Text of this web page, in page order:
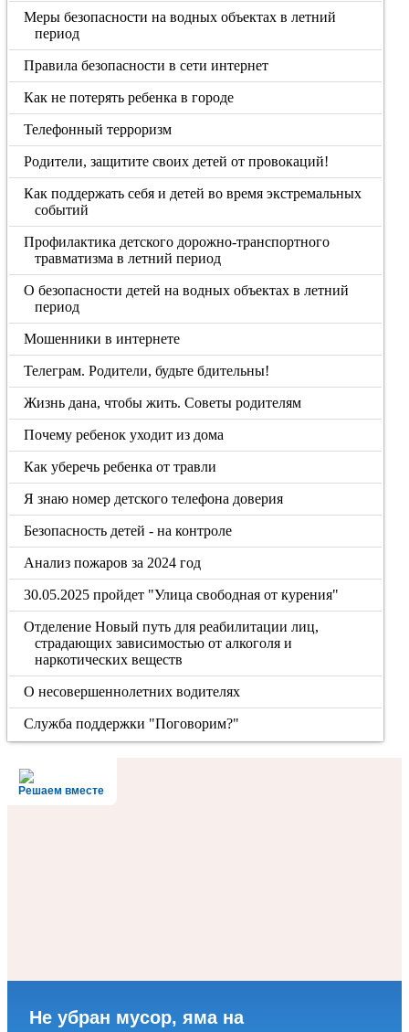
Меры безопасности на водных объектах в летний
период
Правила безопасности в сети интернет
Как не потерять ребенка в городе
Телефонный терроризм
Родители, защитите своих детей от провокаций!
Как поддержать себя и детей во время экстремальных
событий
Профилактика детского дорожно-транспортного
травматизма в летний период
О безопасности детей на водных объектах в летний
период
Мошенники в интернете
Телеграм. Родители, будьте бдительны!
Жизнь дана, чтобы жить. Советы родителям
Почему ребенок уходит из дома
Как уберечь ребенка от травли
Я знаю номер детского телефона доверия
Безопасность детей - на контроле
Анализ пожаров за 2024 год
30.05.2025 пройдет "Улица свободная от курения"
Отделение Новый путь для реабилитации лиц,
страдающих зависимостью от алкоголя и
наркотических веществ
О несовершеннолетних водителях
Служба поддержки "Поговорим?"
Решаем вместе
Не убран мусор, яма на